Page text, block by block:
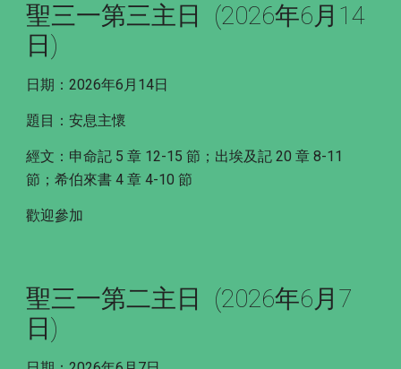
聖三一第三主日 (2026年6月14
日)
日期：2026年6月14日
題目：安息主懷
經文：申命記 5 章 12-15 節；出埃及記 20 章 8-11
節；希伯來書 4 章 4-10 節
歡迎參加
聖三一第二主日 (2026年6月7
日)